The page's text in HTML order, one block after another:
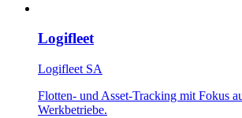
Logifleet
Logifleet SA
Flotten- und Asset-Tracking mit Fokus
Werkbetriebe.